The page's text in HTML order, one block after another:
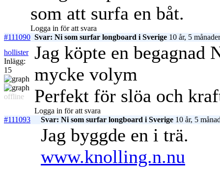
som att surfa en båt.
Logga in för att svara
#111090 Svar: Ni som surfar longboard i Sverige 10 år, 5
hollister
Inlägg:
15
offline
Jag köpte en begagnad
mycke volym
Perfekt för slöa och
Logga in för att svara
#111093
Svar: Ni som surfar longboard i Sverige 10 år, 5
Jag byggde en i trä.
www.knolling.n.nu